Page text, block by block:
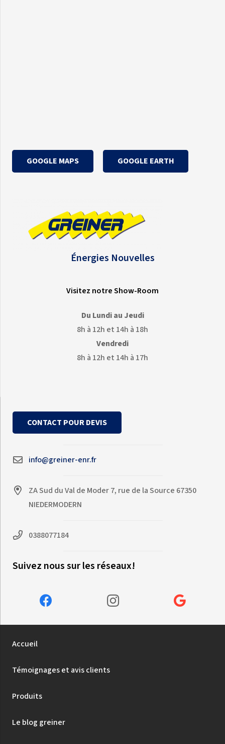
GOOGLE MAPS GOOGLE EARTH
Énergies Nouvelles
Visitez notre Show-Room
Du Lundi au Jeudi
8h à 12h et 14h à 18h
Vendredi
8h à 12h et 14h à 17h
CONTACT POUR DEVIS
info@greiner-enr.fr
ZA Sud du Val de Moder 7, rue de la Source 67350
NIEDERMODERN
0388077184
Suivez nous sur les réseaux!
Accueil
Témoignages et avis clients
Produits
Le blog greiner